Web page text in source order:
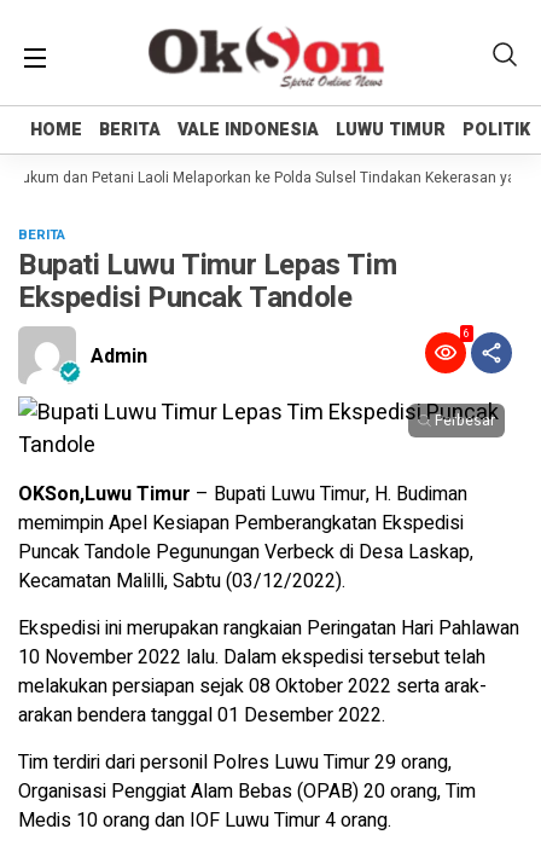
HOME BERITA VALE INDONESIA LUWU TIMUR POLITIK
HOME BERITA VALE INDONESIA LUWU TIMUR POLITIK
dan Petani Laoli Melaporkan ke Polda Sulsel Tindakan Kekerasan yang
BERITA
Bupati Luwu Timur Lepas Tim
Ekspedisi Puncak Tandole
Admin
6
Perbesar
OKSon,Luwu Timur – Bupati Luwu Timur, H. Budiman
memimpin Apel Kesiapan Pemberangkatan Ekspedisi
Puncak Tandole Pegunungan Verbeck di Desa Laskap,
Kecamatan Malilli, Sabtu (03/12/2022).
Ekspedisi ini merupakan rangkaian Peringatan Hari Pahlawan
10 November 2022 lalu. Dalam ekspedisi tersebut telah
melakukan persiapan sejak 08 Oktober 2022 serta arak-
arakan bendera tanggal 01 Desember 2022.
Tim terdiri dari personil Polres Luwu Timur 29 orang,
Organisasi Penggiat Alam Bebas (OPAB) 20 orang, Tim
Medis 10 orang dan IOF Luwu Timur 4 orang.